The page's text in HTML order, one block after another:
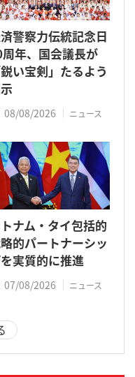
警察力伝統記念日
年、国会議長が
鋭い宝剣」たるよう
08/08/2026 ニュース
ナム・タイ包括的
的パートナーシッ
実質的に推進
07/08/2026 ニュース